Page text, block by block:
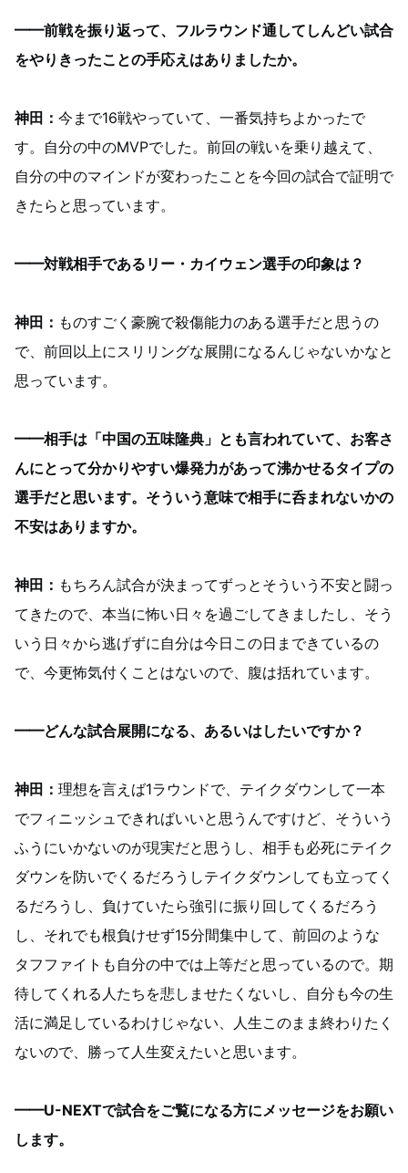
━━前戦を振り返って、フルラウンド通してしんどい試合
をやりきったことの手応えはありましたか。
神田： 今まで16戦やっていて、一番気持ちよかったで
す。自分の中のMVPでした。前回の戦いを乗り越えて、
自分の中のマインドが変わったことを今回の試合で証明で
きたらと思っています。
━━対戦相手であるリー・カイウェン選手の印象は？
神田： ものすごく豪腕で殺傷能力のある選手だと思うの
で、前回以上にスリリングな展開になるんじゃないかなと
思っています。
━━相手は「中国の五味隆典」とも言われていて、お客さ
んにとって分かりやすい爆発力があって沸かせるタイプの
選手だと思います。そういう意味で相手に呑まれないかの
不安はありますか。
神田： もちろん試合が決まってずっとそういう不安と闘っ
てきたので、本当に怖い日々を過ごしてきましたし、そう
いう日々から逃げずに自分は今日この日まできているの
で、今更怖気付くことはないので、腹は括れています。
━━どんな試合展開になる、あるいはしたいですか？
神田： 理想を言えば1ラウンドで、テイクダウンして一本
でフィニッシュできればいいと思うんですけど、そういう
ふうにいかないのが現実だと思うし、相手も必死にテイク
ダウンを防いでくるだろうしテイクダウンしても立ってく
るだろうし、負けていたら強引に振り回してくるだろう
し、それでも根負けせず15分間集中して、前回のような
タフファイトも自分の中では上等だと思っているので。期
待してくれる人たちを悲しませたくないし、自分も今の生
活に満足しているわけじゃない、人生このまま終わりたく
ないので、勝って人生変えたいと思います。
━━U-NEXTで試合をご覧になる方にメッセージをお願い
します。